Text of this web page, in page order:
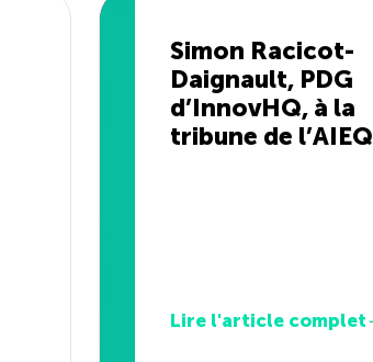
Simon Racicot-
Daignault, PDG
d’InnovHQ, à la
tribune de l’AIEQ
Lire l'article complet